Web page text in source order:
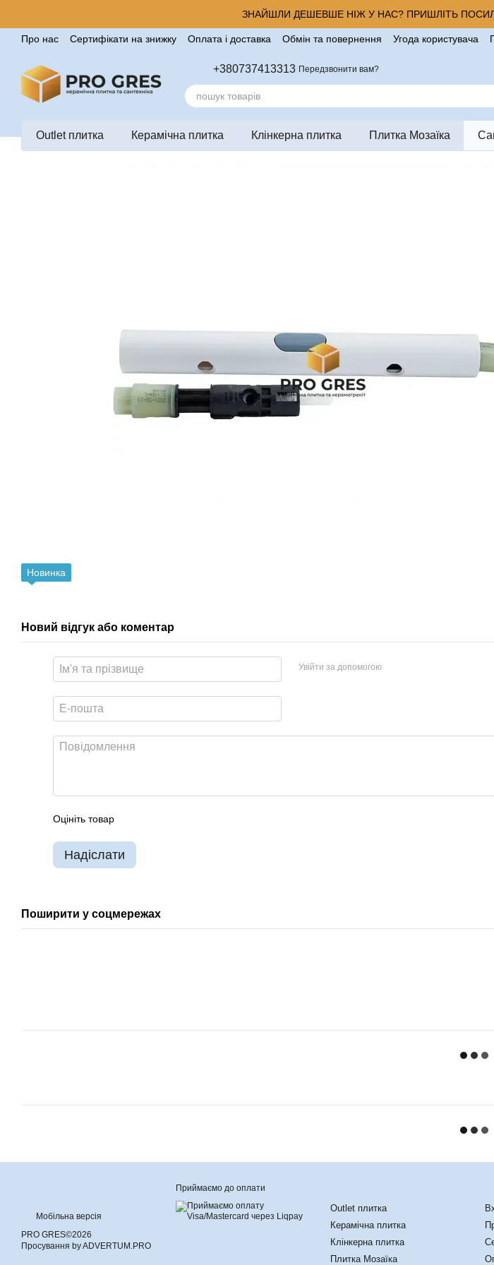
ЗНАЙШЛИ ДЕШЕВШЕ НІЖ У НАС? ПРИШЛІТЬ
Про нас Сертифікати на знижку Оплата і доставка Обмін та повернення Угода користувача
+380737413313 Передзвонити вам?
Outlet плитка Керамічна плитка Клінкерна плитка Плитка Мозаїка
Новинка
Новий відгук або коментар
Увійти за допомогою
Оцініть товар
Надіслати
Поширити у соцмережах
Мобільна версія
PRO GRES©2026
Просування by ADVERTUM.PRO
Приймаємо до оплати
Outlet плитка
Керамічна плитка
Клінкерна плитка
Плитка Мозаїка